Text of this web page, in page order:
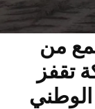
من
تقفز